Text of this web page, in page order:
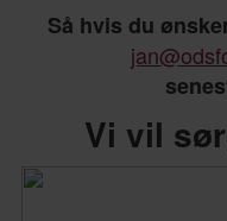
Så hvis du
Vi vil